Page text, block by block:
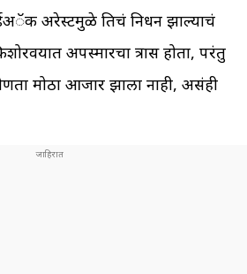
अरेस्टमुळे तिचं निधन झाल्याचं
अपस्मारचा त्रास होता, परंतु
मोठा आजार झाला नाही, असंही